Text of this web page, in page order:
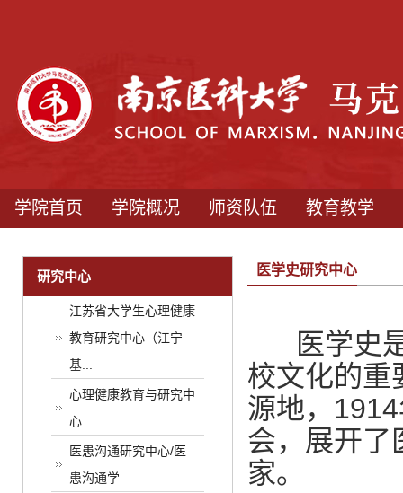
学院首页 学院概况 师资队伍 教育教学
研究中心
江苏省大学生心理健康
教育研究中心（江宁
基...
心理健康教育与研究中
心
医患沟通研究中心/医
患沟通学
医学史研究中心
医学史是
校文化的重
源地，
会，展开了
家。